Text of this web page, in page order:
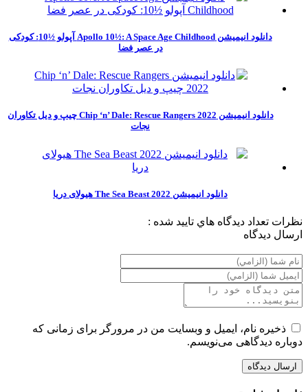
دانلود انیمیشن Apollo 10½: A Space Age Childhood آپولو ½10: کودکی
در عصر فضا
دانلود انیمیشن Chip ‘n’ Dale: Rescue Rangers 2022 چیپ و دیل تکاوران
نجات
دانلود انیمیشن The Sea Beast 2022 هیولای دریا
نظرات تعداد ديدگاه هاي تاييد شده :
ارسال ديدگاه
ذخیره نام، ایمیل و وبسایت من در مرورگر برای زمانی که
دوباره دیدگاهی می‌نویسم.